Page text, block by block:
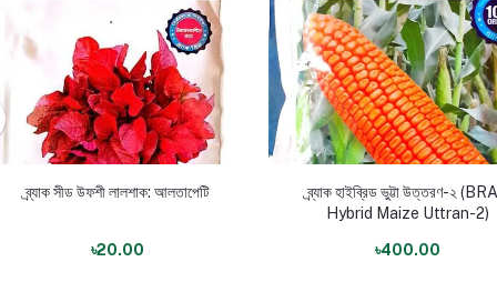
ব্র্যাক সীড উফশী লালশাক: আলতাপেটি
৳20.00
ব্র্যাক হাইব্রিড ভুট্টা উত্তরণ-২
Hybrid Maize Uttran-2)
৳400.00